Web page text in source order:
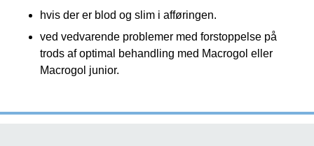
hvis der er blod og slim i afføringen.
ved vedvarende problemer med forstoppelse på
trods af optimal behandling med Macrogol eller
Macrogol junior.